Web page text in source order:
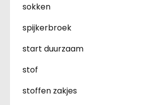
sokken
spijkerbroek
start duurzaam
stof
stoffen zakjes